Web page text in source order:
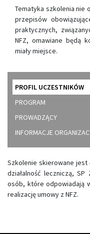
Tematyka szkolenia nie
przepisów
praktycznych,
NFZ, omawiane będą
miały miejsce.
PROFIL UCZESTNIKÓW
PROGRAM
PROWADZĄCY
INFORMACJE
Szkolenie skierowane
działalność leczniczą,
osób, które odpowiadają
realizację umowy z NFZ.